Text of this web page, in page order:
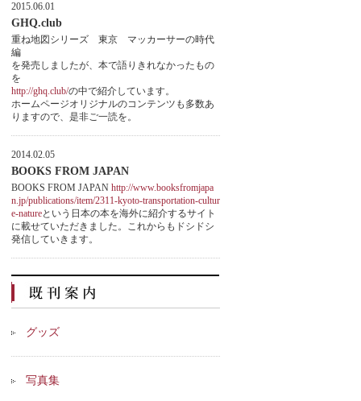
2015.06.01
GHQ.club
重ね地図シリーズ 東京 マッカーサーの時代
編
を発売しましたが、本で語りきれなかったもの
を
http://ghq.club/の中で紹介しています。
ホームページオリジナルのコンテンツも多数あ
りますので、是非ご一読を。
2014.02.05
BOOKS FROM JAPAN
BOOKS FROM JAPAN http://www.booksfromjapa
n.jp/publications/item/2311-kyoto-transportation-cultur
e-natureという日本の本を海外に紹介するサイト
に載せていただきました。これからもドシドシ
発信していきます。
グッズ
写真集